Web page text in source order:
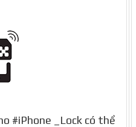
#iPhone _Lock có thể